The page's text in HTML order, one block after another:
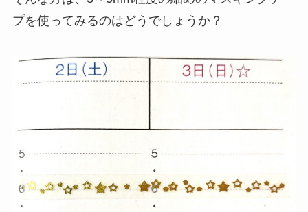
プを使ってみるのはどうでしょうか？